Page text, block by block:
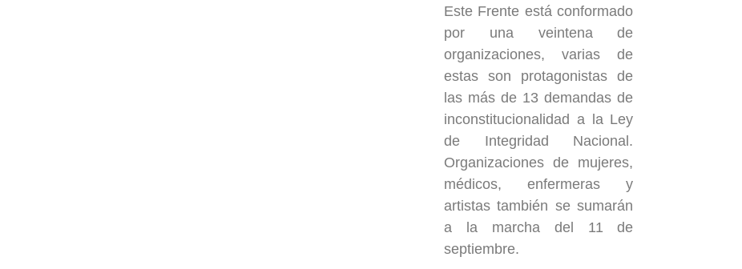
Este Frente está conformado
por una veintena de
organizaciones, varias de
estas son protagonistas de
las más de 13 demandas de
inconstitucionalidad a la Ley
de Integridad Nacional.
Organizaciones de mujeres,
médicos, enfermeras y
artistas también se sumarán
a la marcha del 11 de
septiembre.